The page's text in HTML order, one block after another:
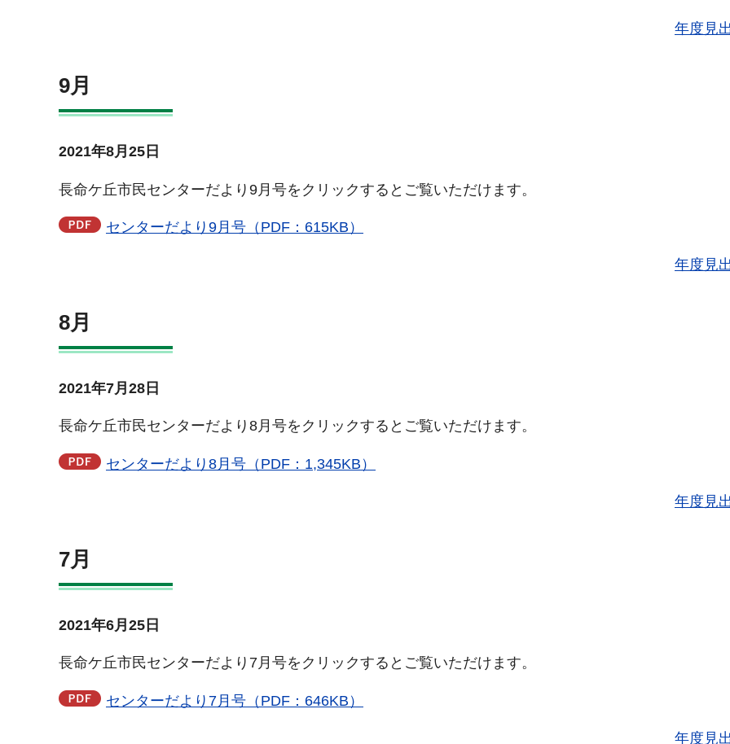
年度見
9月
2021年8月25日
長命ケ丘市民センターだより9月号をクリックするとご覧いただけます。
センターだより9月号（PDF：615KB）
年度見
8月
2021年7月28日
長命ケ丘市民センターだより8月号をクリックするとご覧いただけます。
センターだより8月号（PDF：1,345KB）
年度見
7月
2021年6月25日
長命ケ丘市民センターだより7月号をクリックするとご覧いただけます。
センターだより7月号（PDF：646KB）
年度見